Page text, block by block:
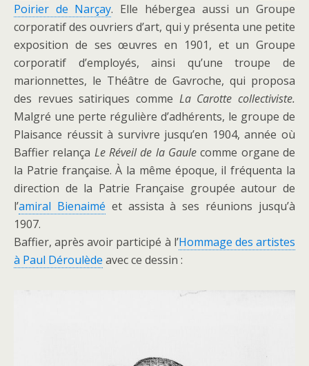
Poirier de Narçay. Elle hébergea aussi un Groupe
corporatif des ouvriers d’art, qui y présenta une petite
exposition de ses œuvres en 1901, et un Groupe
corporatif d’employés, ainsi qu’une troupe de
marionnettes, le Théâtre de Gavroche, qui proposa
des revues satiriques comme La Carotte collectiviste.
Malgré une perte régulière d’adhérents, le groupe de
Plaisance réussit à survivre jusqu’en 1904, année où
Baffier relança Le Réveil de la Gaulecomme organe de
la Patrie française. À la même époque, il fréquenta la
direction de la Patrie Française groupée autour de
l’amiral Bienaimé et assista à ses réunions jusqu’à
1907.
Baffier, après avoir participé à l’Hommage des artistes
à Paul Déroulède avec ce dessin :